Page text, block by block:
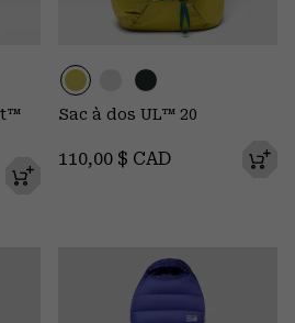
Sac à dos UL™ 20
Regular price:
110,00 $ CAD